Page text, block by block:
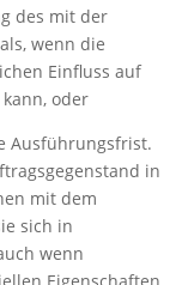
des mit der
wenn die
Einfluss auf
oder
Ausführungsfrist.
in
mit dem
sich in
wenn